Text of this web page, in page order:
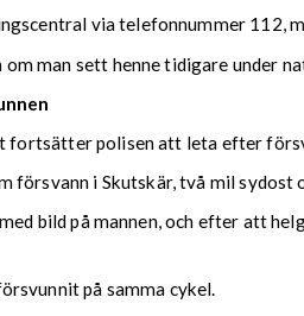
via telefonnummer 112,
man sett henne tidigare under
fortsätter polisen att leta efter
försvann i Skutskär, två mil
bild på mannen, och efter att
på samma cykel.